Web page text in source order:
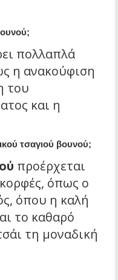
πολλαπλά
η ανακούφιση
του
και η
τσαγιού βουνού;
προέρχεται
όπως ο
όπου η καλή
το καθαρό
τη μοναδική